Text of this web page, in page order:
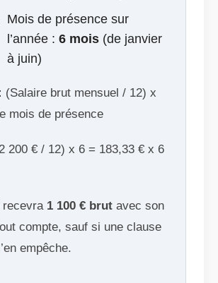
Mois de présence sur
l’année : 6 mois (de janvier
à juin)
(Salaire brut mensuel / 12) x
mois de présence
200 € / 12) x 6 = 183,33 € x 6
recevra 1 100 € brut avec son
compte, sauf si une clause
empêche.